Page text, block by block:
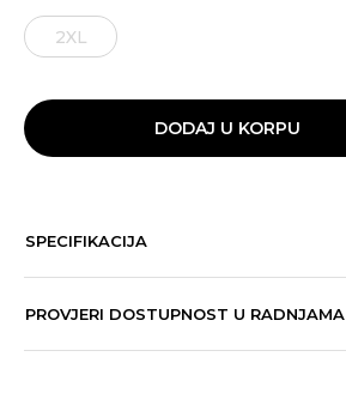
2XL
DODAJ U KORPU
SPECIFIKACIJA
PROVJERI DOSTUPNOST U RADNJAMA